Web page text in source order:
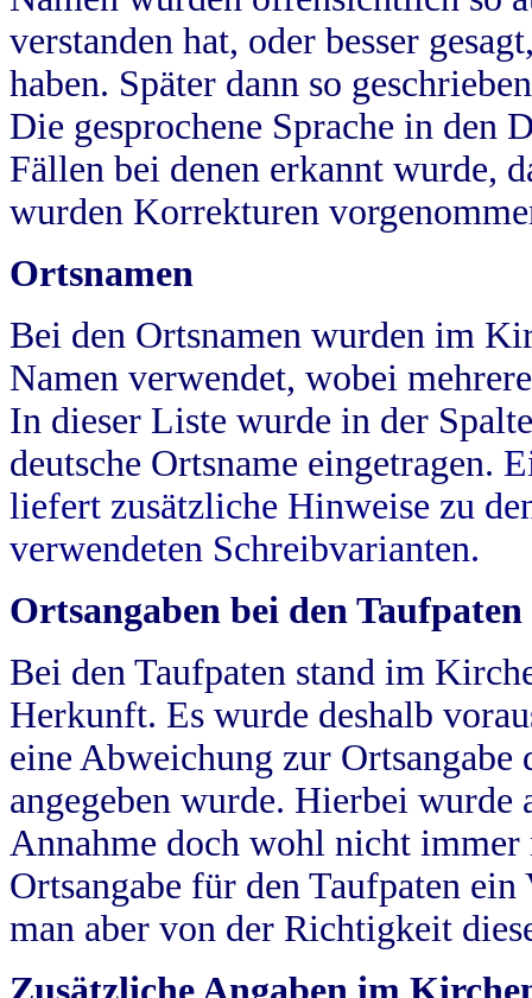
verstanden hat, oder besser
haben. Später dann so
Die gesprochene Sprache in
Fällen bei denen erkannt wurde,
wurden Korrekturen
Ortsnamen
Bei den Ortsnamen wurden im
Namen verwendet, wobei
In dieser Liste wurde in der
deutsche Ortsname eingetragen.
liefert zusätzliche Hinweise zu
verwendeten Schreibvarianten.
Ortsangaben bei den Taufpaten
Bei den Taufpaten stand im
Herkunft. Es wurde deshalb
eine Abweichung zur
angegeben wurde. Hierbei wurde
Annahme doch wohl nicht
Ortsangabe für den Taufpaten
man aber von der Richtigkeit